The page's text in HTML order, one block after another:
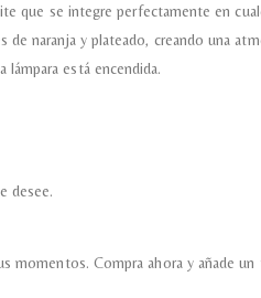
que se integre perfectamente en
naranja y plateado, creando una
está encendida.
desee.
momentos. Compra ahora y añade